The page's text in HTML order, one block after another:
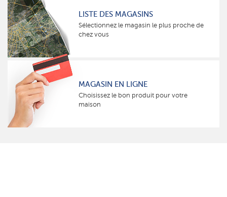
LISTE DES MAGASINS
Sélectionnez le magasin le plus proche de
chez vous
MAGASIN EN LIGNE
Choisissez le bon produit pour votre
maison